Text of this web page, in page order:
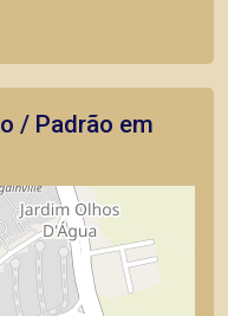
/ Padrão em